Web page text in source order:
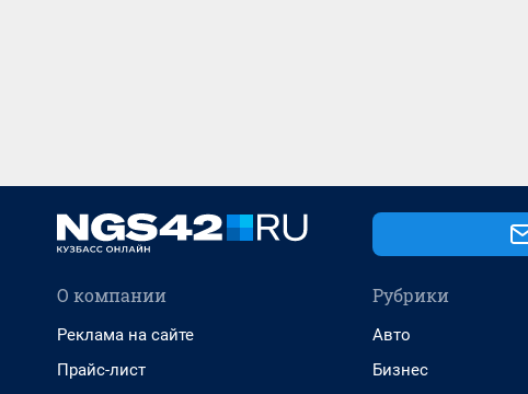
О компании
Реклама на сайте
Прайс-лист
Рубрики
Авто
Бизнес